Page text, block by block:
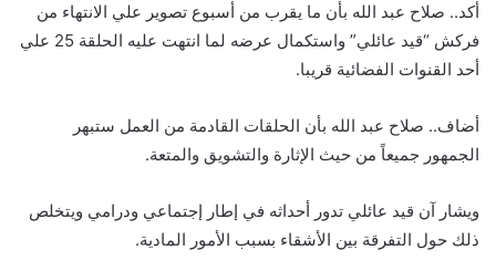
أكد.. صلاح عبد الله بأن ما يقرب من أسبوع تصوير علي الانتهاء من
فركش “قيد عائلي” واستكمال عرضه لما انتهت عليه الحلقة 25 علي
أحد القنوات الفضائية قريبا.
أضاف.. صلاح عبد الله بأن الحلقات القادمة من العمل ستبهر
الجمهور جميعاً من حيث الإثارة والتشويق والمتعة.
ويشار آن قيد عائلي تدور أحداثه في إطار إجتماعي ودرامي ويتخلص
ذلك حول التفرقة بين الأشقاء بسبب الأمور المادية.